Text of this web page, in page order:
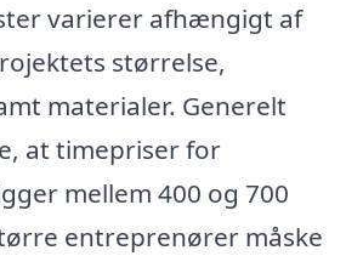
varierer afhængigt af
størrelse,
materialer. Generelt
at timepriser for
mellem 400 og 700
entreprenører måske